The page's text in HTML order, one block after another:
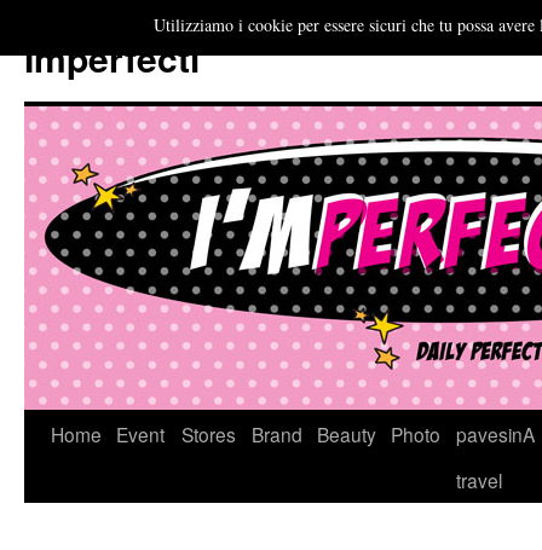
Imperfecti
VaiHome Event Stores Brand Beauty Photo
pavesinA
travel
Utilizziamo i cookie per essere sicuri che tu possa